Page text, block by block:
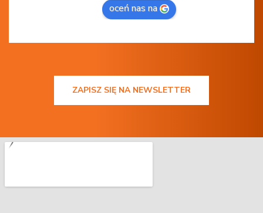
oceń nas na
ZAPISZ SIĘ NA NEWSLETTER